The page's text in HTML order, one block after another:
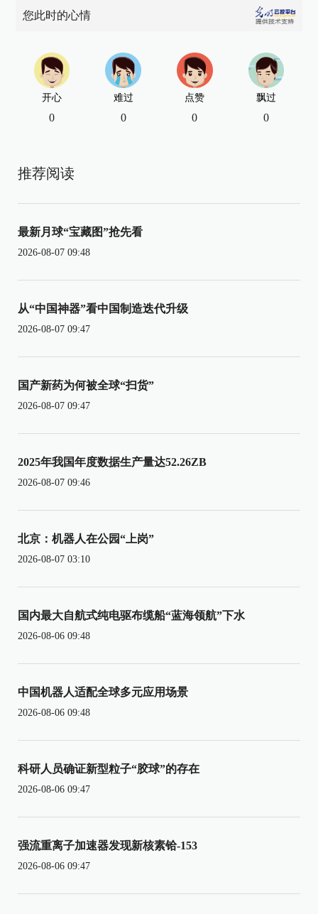
您此时的心情
开心
0
难过
0
点赞
0
飘过
0
推荐阅读
最新月球“宝藏图”抢先看
2026-08-07 09:48
从“中国神器”看中国制造迭代升级
2026-08-07 09:47
国产新药为何被全球“扫货”
2026-08-07 09:47
2025年我国年度数据生产量达52.26ZB
2026-08-07 09:46
北京：机器人在公园“上岗”
2026-08-07 03:10
国内最大自航式纯电驱布缆船“蓝海领航”下水
2026-08-06 09:48
中国机器人适配全球多元应用场景
2026-08-06 09:48
科研人员确证新型粒子“胶球”的存在
2026-08-06 09:47
强流重离子加速器发现新核素铪-153
2026-08-06 09:47